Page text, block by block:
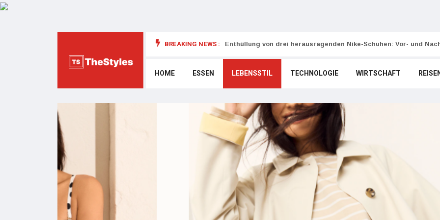
BREAKING NEWS : Enthüllung von drei herausragenden Nike-Schuhen: Vor- und
HOME ESSEN LEBENSSTIL TECHNOLOGIE WIRTSCHAFT